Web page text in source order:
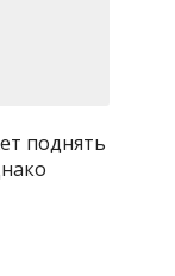
поднять